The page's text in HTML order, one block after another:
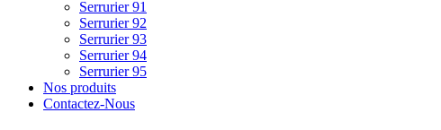
Serrurier 91
Serrurier 92
Serrurier 93
Serrurier 94
Serrurier 95
Nos produits
Contactez-Nous